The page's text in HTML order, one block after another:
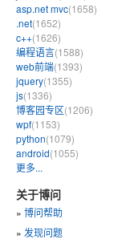
asp.net mvc(1658)
.net(1652)
c++(1626)
编程语言(1588)
web前端(1393)
jquery(1355)
js(1336)
博客园专区(1206)
wpf(1153)
python(1079)
android(1055)
更多...
关于博问
» 博问帮助
» 发现问题